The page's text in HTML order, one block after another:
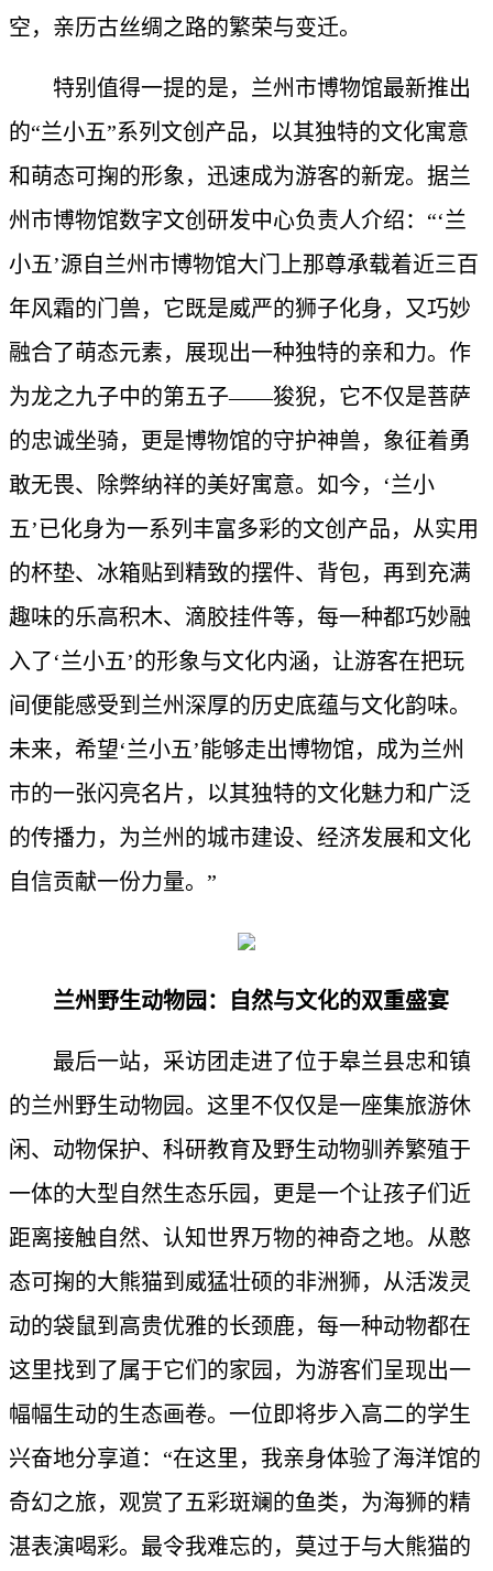
空，亲历古丝绸之路的繁荣与变迁。
特别值得一提的是，兰州市博物馆最新推出
的“兰小五”系列文创产品，以其独特的文化寓意
和萌态可掬的形象，迅速成为游客的新宠。据兰
州市博物馆数字文创研发中心负责人介绍：“‘兰
小五’源自兰州市博物馆大门上那尊承载着近三百
年风霜的门兽，它既是威严的狮子化身，又巧妙
融合了萌态元素，展现出一种独特的亲和力。作
为龙之九子中的第五子——狻猊，它不仅是菩萨
的忠诚坐骑，更是博物馆的守护神兽，象征着勇
敢无畏、除弊纳祥的美好寓意。如今，‘兰小
五’已化身为一系列丰富多彩的文创产品，从实用
的杯垫、冰箱贴到精致的摆件、背包，再到充满
趣味的乐高积木、滴胶挂件等，每一种都巧妙融
入了‘兰小五’的形象与文化内涵，让游客在把玩
间便能感受到兰州深厚的历史底蕴与文化韵味。
未来，希望‘兰小五’能够走出博物馆，成为兰州
市的一张闪亮名片，以其独特的文化魅力和广泛
的传播力，为兰州的城市建设、经济发展和文化
自信贡献一份力量。”
兰州野生动物园：自然与文化的双重盛宴
最后一站，采访团走进了位于皋兰县忠和镇
的兰州野生动物园。这里不仅仅是一座集旅游休
闲、动物保护、科研教育及野生动物驯养繁殖于
一体的大型自然生态乐园，更是一个让孩子们近
距离接触自然、认知世界万物的神奇之地。从憨
态可掬的大熊猫到威猛壮硕的非洲狮，从活泼灵
动的袋鼠到高贵优雅的长颈鹿，每一种动物都在
这里找到了属于它们的家园，为游客们呈现出一
幅幅生动的生态画卷。一位即将步入高二的学生
兴奋地分享道：“在这里，我亲身体验了海洋馆的
奇幻之旅，观赏了五彩斑斓的鱼类，为海狮的精
湛表演喝彩。最令我难忘的，莫过于与大熊猫的